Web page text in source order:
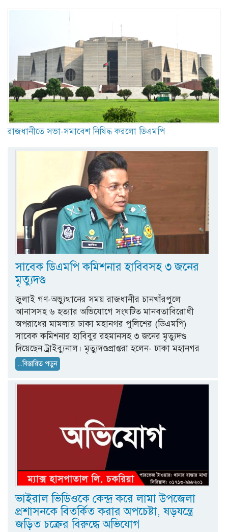
রাজধানীতে সভা-সমাবেশ নিষিদ্ধ করলো ডিএমপি
সাবেক ডিএমপি কমিশনার হাবিবসহ ৩ জনের
মৃত্যুদণ্ড
জুলাই গণ-অভ্যুত্থানের সময় রাজধানীর চানখাঁরপুলে
আনাসসহ ৬ হত্যার অভিযোগে সংঘটিত মানবতাবিরোধী
অপরাধের মামলায় ঢাকা মহানগর পুলিশের (ডিএমপি)
সাবেক কমিশনার হাবিবুর রহমানসহ ৩ জনের মৃত্যুদণ্ড
দিয়েছেন ট্রাইব্যুনাল। মৃত্যুদণ্ডপ্রাপ্তরা হলেন- ঢাকা মহানগর
...বিস্তারিত পড়ুন
ভাইরাল ভিডিওকে কেন্দ্র করে লামা উপজেলা
প্রশাসনকে বিতর্কিত করার অপচেষ্টা, ষড়যন্ত্রে
জড়িত চক্রের বিরুদ্ধে অভিযোগ